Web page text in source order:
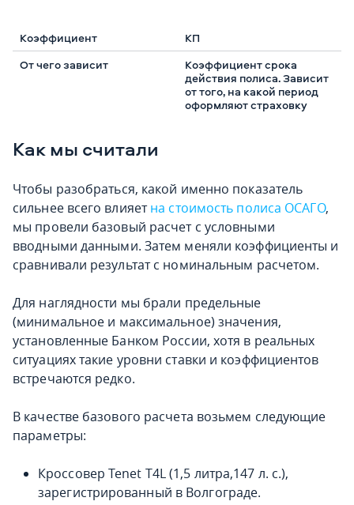
КП
Коэффициент срока
действия полиса. Зависит
от того, на какой период
оформляют страховку
Как мы считали
Чтобы разобраться, какой именно показатель
сильнее всего влияетна стоимость полиса ОСАГО,
мы провели базовый расчет с условными
вводными данными. Затем меняли коэффициенты и
сравнивали результат с номинальным расчетом.
Для наглядности мы брали предельные
(минимальное и максимальное) значения,
установленные Банком России, хотя в реальных
ситуациях такие уровни ставки и коэффициентов
встречаются редко.
В качестве базового расчета возьмем следующие
параметры:
Кроссовер Tenet T4L (1,5 литра,147 л. с.),
зарегистрированный в Волгограде.